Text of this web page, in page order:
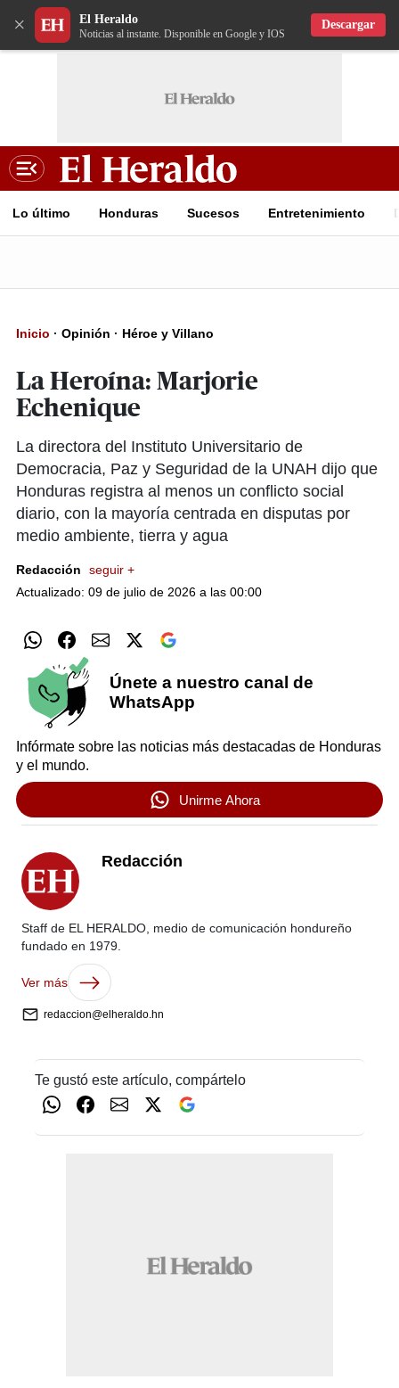
× El Heraldo
Noticias al instante. Disponible en Google y IOS
Descargar
Lo último Honduras Sucesos Entretenimiento
Inicio · Opinión · Héroe y Villano
La Heroína: Marjorie
Echenique
La directora del Instituto Universitario de
Democracia, Paz y Seguridad de la UNAH dijo que
Honduras registra al menos un conflicto social
diario, con la mayoría centrada en disputas por
medio ambiente, tierra y agua
Redacción
seguir +
Actualizado: 09 de julio de 2026 a las 00:00
Únete a nuestro canal de
WhatsApp
Infórmate sobre las noticias más destacadas de Honduras
y el mundo.
Unirme Ahora
Redacción
Staff de EL HERALDO, medio de comunicación hondureño
fundado en 1979.
Ver más
redaccion@elheraldo.hn
Te gustó este artículo, compártelo